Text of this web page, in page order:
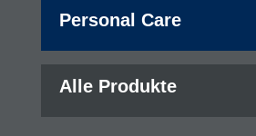
Personal Care
Alle Produkte